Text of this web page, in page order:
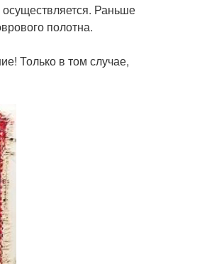
Раньше
полотна.
Только в том случае,